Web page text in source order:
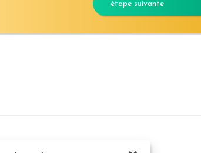
étape suivante